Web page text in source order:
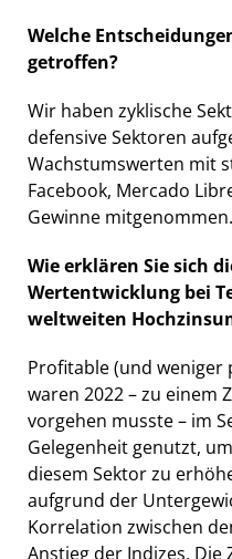
Welche
getroffen?
Wir haben zyklische
defensive Sektoren
Wachstumswerten mit
Facebook, Mercado
Gewinne mitgenommen.
Wie erklären Sie sich
Wertentwicklung bei
weltweiten
Profitable (und weniger
waren 2022 – zu einem
vorgehen musste – im
Gelegenheit genutzt,
diesem Sektor zu
aufgrund der
Korrelation zwischen
Anstieg der Indizes. Die